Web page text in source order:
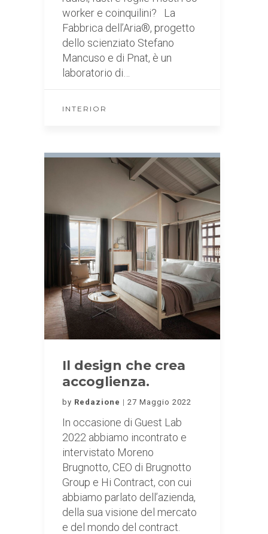
worker e coinquilini? La
Fabbrica dell’Aria®, progetto
dello scienziato Stefano
Mancuso e di Pnat, è un
laboratorio di…
INTERIOR
Il design che crea
accoglienza.
by Redazione 27 Maggio 2022
In occasione di Guest Lab
2022 abbiamo incontrato e
intervistato Moreno
Brugnotto, CEO di Brugnotto
Group e Hi Contract, con cui
abbiamo parlato dell’azienda,
della sua visione del mercato
e del mondo del contract.